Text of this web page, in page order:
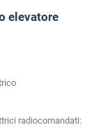
elevatore
radiocomandati: